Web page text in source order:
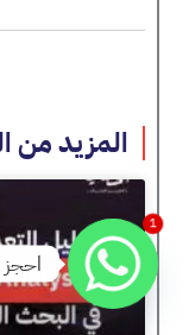
المزيد من
1